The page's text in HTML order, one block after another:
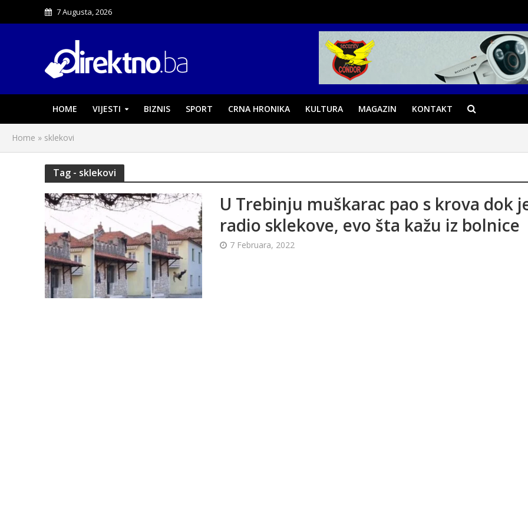
7 Augusta, 2026
HOME VIJESTI BIZNIS SPORT CRNA HRONIKA KULTURA MAGAZIN KONTAKT
Home » sklekovi
Tag - sklekovi
U Trebinju muškarac pao s krova dok
radio sklekove, evo šta kažu iz bolnice
7 Februara, 2022